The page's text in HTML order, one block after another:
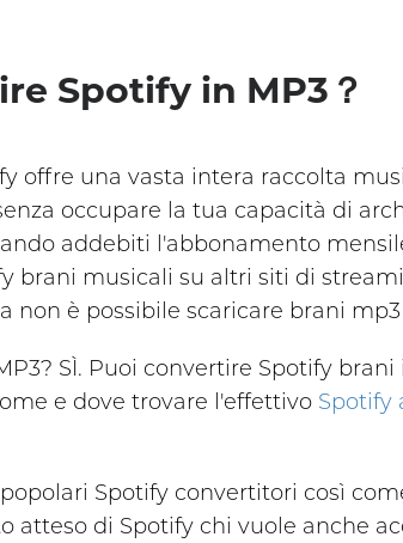
Spotify in MP3？
offre una vasta intera raccolta
occupare la tua capacità di
addebiti l'abbonamento
brani musicali su altri siti di
non è possibile scaricare brani
SÌ. Puoi convertire Spotify
e dove trovare l'effettivo Spotify
Spotify convertitori così
atteso di Spotify chi vuole anche